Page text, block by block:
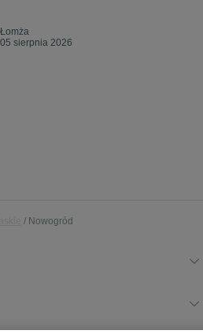
Łomża
05 sierpnia 2026
Nowogród